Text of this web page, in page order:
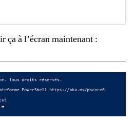
ça à l’écran maintenant :